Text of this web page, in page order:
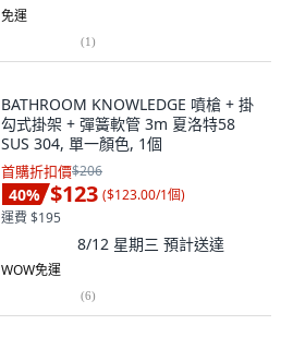
免運
(1)
BATHROOM KNOWLEDGE 噴槍 + 掛
勾式掛架 + 彈簧軟管 3m 夏洛特58
SUS 304, 單一顏色, 1個
首購折扣價$206
40% $123 ($123.00/1個)
運費 $195
8/12 星期三 預計送達
WOW免運
(6)